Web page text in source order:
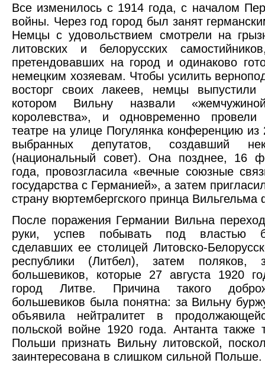
Все изменилось с 1914 года, с началом
войны. Через год город был занят
Немцы с удовольствием смотрели на
литовских и белорусских
претендовавших на город и одинаково
немецким хозяевам. Чтобы усилить
восторг своих лакеев, немцы
котором Вильну назвали
королевства», и одновременно
театре на улице Погулянка конференцию из
выбранных депутатов, создавший
(национальный совет). Она позднее, 16
года, провозгласила «вечные союзные
государства с Германией», а затем
страну вюртембергского принца Вильгельма
После поражения Германии Вильна
руки, успев побывать под властью
сделавших ее столицей Литовско-
республики (Литбел), затем поляков,
большевиков, которые 27 августа 1920
город Литве. Причина такого
большевиков была понятна: за Вильну
объявила нейтралитет в
польской войне 1920 года. Антанта также
Польши признать Вильну литовской,
заинтересована в слишком сильной Польше.